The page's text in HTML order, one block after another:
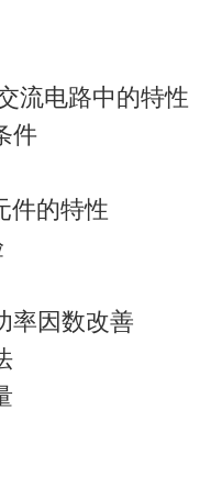
流电路中的特性
件
件的特性
率因数改善